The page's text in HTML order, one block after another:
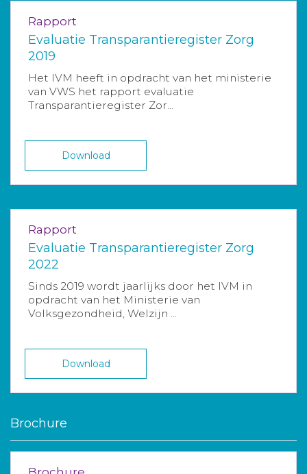
Rapport
Evaluatie Transparantieregister Zorg
2019
Het IVM heeft in opdracht van het ministerie
van VWS het rapport evaluatie
Transparantieregister Zor...
Download
Rapport
Evaluatie Transparantieregister Zorg
2022
Sinds 2019 wordt jaarlijks door het IVM in
opdracht van het Ministerie van
Volksgezondheid, Welzijn ...
Download
Brochure